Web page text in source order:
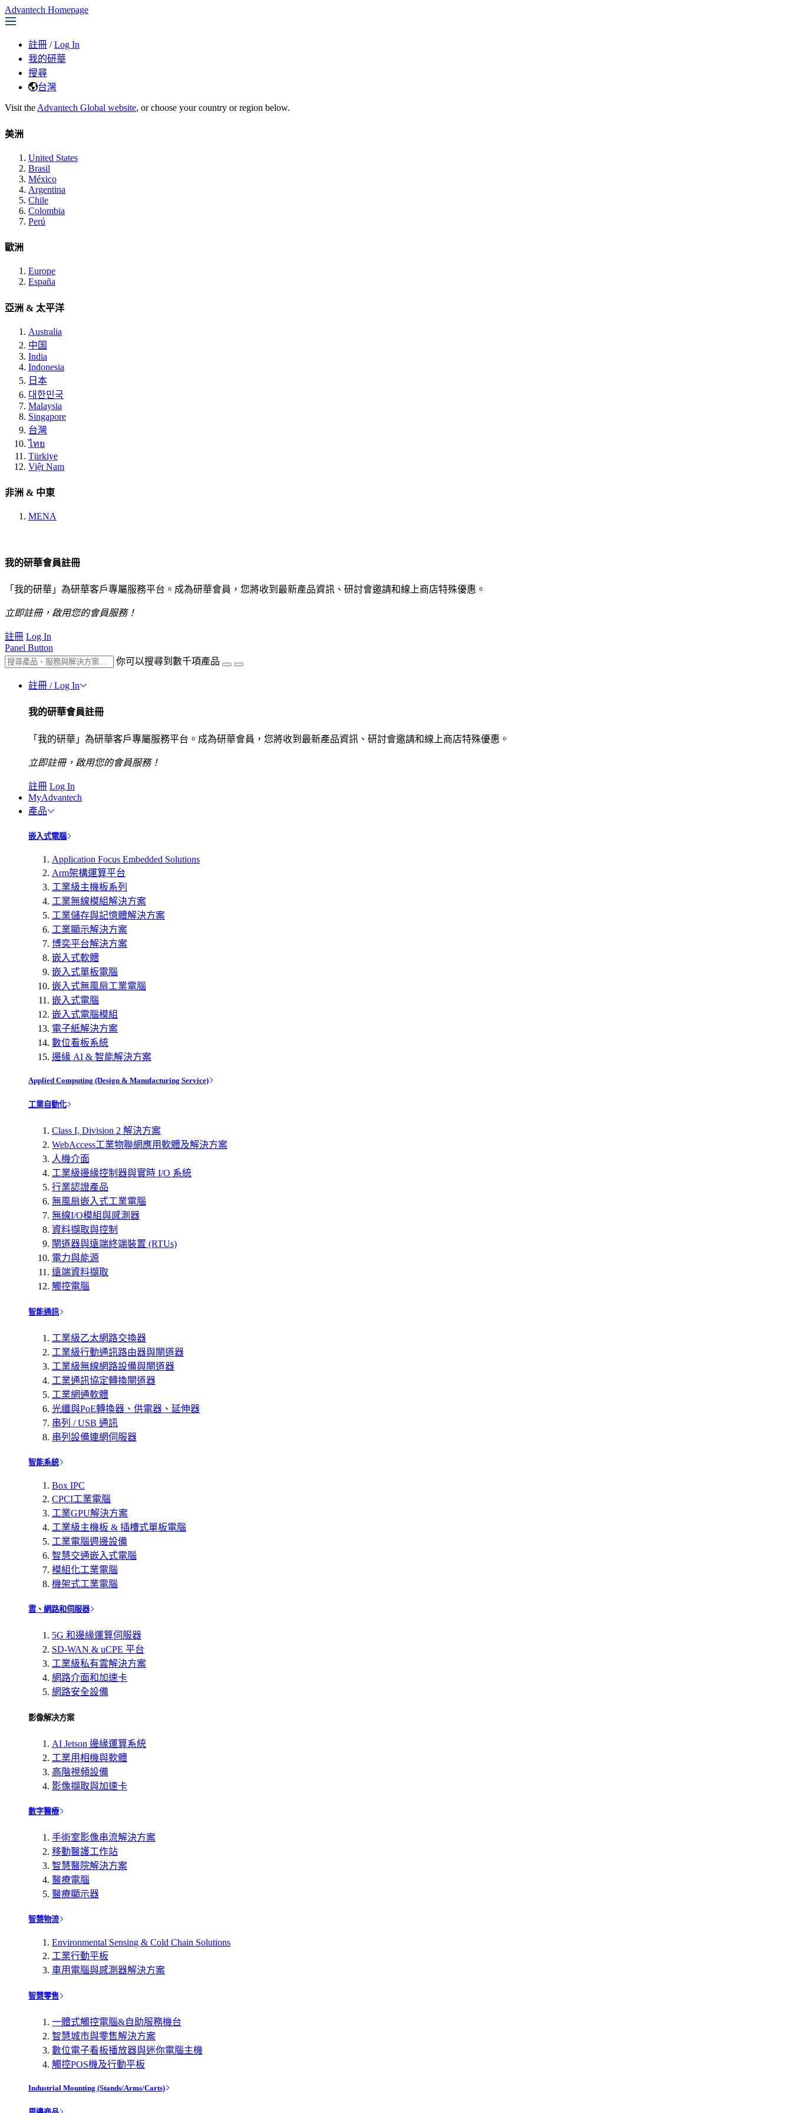
Advantech Homepage
註冊 / Log In
我的研華
搜尋
台灣
Visit the Advantech Global website, or choose your country or region below.
美洲
United States
Brasil
México
Argentina
Chile
Colombia
Perú
歐洲
Europe
España
亞洲 & 太平洋
Australia
中国
India
Indonesia
日本
대한민국
Malaysia
Singapore
台灣
ไทย
Türkiye
Việt Nam
非洲 & 中東
MENA
我的研華會員註冊
「我的研華」為研華客戶專屬服務平台。成為研華會員，您將收到最新產品資訊、研討會邀請和線上商店特殊優惠。
立即註冊，啟用您的會員服務！
註冊 Log In
Panel Button
你可以搜尋到數千項產品
註冊 / Log In
我的研華會員註冊
「我的研華」為研華客戶專屬服務平台。成為研華會員，您將收到最新產品資訊、研討會邀請和線上商店特殊優惠。
立即註冊，啟用您的會員服務！
註冊 Log In
MyAdvantech
產品
嵌入式電腦
Application Focus Embedded Solutions
Arm架構運算平台
工業級主機板系列
工業無線模組解決方案
工業儲存與記憶體解決方案
工業顯示解決方案
博奕平台解決方案
嵌入式軟體
嵌入式單板電腦
嵌入式無風扇工業電腦
嵌入式電腦
嵌入式電腦模組
電子紙解決方案
數位看板系統
邊緣 AI & 智能解決方案
Applied Computing (Design & Manufacturing Service)
工業自動化
Class I, Division 2 解決方案
WebAccess工業物聯網應用軟體及解決方案
人機介面
工業級邊緣控制器與實時 I/O 系統
行業認證產品
無風扇嵌入式工業電腦
無線I/O模組與感測器
資料擷取與控制
閘道器與遠端終端裝置 (RTUs)
電力與能源
遠端資料擷取
觸控電腦
智能通訊
工業級乙太網路交換器
工業級行動通訊路由器與閘道器
工業級無線網路設備與閘道器
工業通訊協定轉換閘道器
工業網通軟體
光纖與PoE轉換器、供電器、延伸器
串列 / USB 通訊
串列設備連網伺服器
智能系統
Box IPC
CPCI工業電腦
工業GPU解決方案
工業級主機板 & 插槽式單板電腦
工業電腦週邊設備
智慧交通嵌入式電腦
模組化工業電腦
機架式工業電腦
雲、網路和伺服器
5G 和邊緣運算伺服器
SD-WAN & uCPE 平台
工業級私有雲解決方案
網路介面和加速卡
網路安全設備
影像解决方案
AI Jetson 邊緣運算系統
工業用相機與軟體
高階視頻設備
影像擷取與加速卡
數字醫療
手術室影像串流解決方案
移動醫護工作站
智慧醫院解決方案
醫療電腦
醫療顯示器
智慧物流
Environmental Sensing & Cold Chain Solutions
工業行動平板
車用電腦與感測器解決方案
智慧零售
一體式觸控電腦&自助服務機台
智慧城市與零售解決方案
數位電子看板播放器與迷你電腦主機
觸控POS機及行動平板
Industrial Mounting (Stands/Arms/Carts)